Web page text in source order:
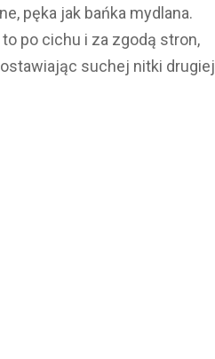
pęka jak bańka mydlana.
po cichu i za zgodą stron,
suchej nitki drugiej